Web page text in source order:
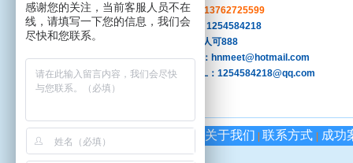
手机：13762725599
QQ ：1254584218
旺旺: 人可888
MSN：hnmeet@hotmail.com
E-MAIL：1254584218@qq.com
关于我们 | 联系方式 | 成功
感谢您的关注，当前客服人员不在
线，请填写一下您的信息，我们会
尽快和您联系。